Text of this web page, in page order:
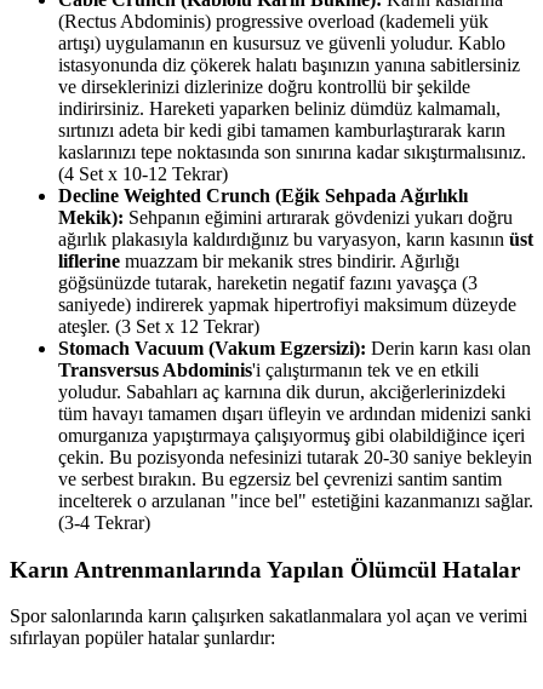
(Rectus Abdominis) progressive overload (kademeli yük
artışı) uygulamanın en kusursuz ve güvenli yoludur. Kablo
istasyonunda diz çökerek halatı başınızın yanına sabitlersiniz
ve dirseklerinizi dizlerinize doğru kontrollü bir şekilde
indirirsiniz. Hareketi yaparken beliniz dümdüz kalmamalı,
sırtınızı adeta bir kedi gibi tamamen kamburlaştırarak karın
kaslarınızı tepe noktasında son sınırına kadar sıkıştırmalısınız.
(4 Set x 10-12 Tekrar)
Decline Weighted Crunch (Eğik Sehpada Ağırlıklı
Mekik): Sehpanın eğimini artırarak gövdenizi yukarı doğru
ağırlık plakasıyla kaldırdığınız bu varyasyon, karın kasının üst
liflerine muazzam bir mekanik stres bindirir. Ağırlığı
göğsünüzde tutarak, hareketin negatif fazını yavaşça (3
saniyede) indirerek yapmak hipertrofiyi maksimum düzeyde
ateşler. (3 Set x 12 Tekrar)
Stomach Vacuum (Vakum Egzersizi): Derin karın kası olan
Transversus Abdominis'i çalıştırmanın tek ve en etkili
yoludur. Sabahları aç karnına dik durun, akciğerlerinizdeki
tüm havayı tamamen dışarı üfleyin ve ardından midenizi sanki
omurganıza yapıştırmaya çalışıyormuş gibi olabildiğince içeri
çekin. Bu pozisyonda nefesinizi tutarak 20-30 saniye bekleyin
ve serbest bırakın. Bu egzersiz bel çevrenizi santim santim
incelterek o arzulanan "ince bel" estetiğini kazanmanızı sağlar.
(3-4 Tekrar)
Karın Antrenmanlarında Yapılan Ölümcül Hatalar​
Spor salonlarında karın çalışırken sakatlanmalara yol açan ve verimi
sıfırlayan popüler hatalar şunlardır: